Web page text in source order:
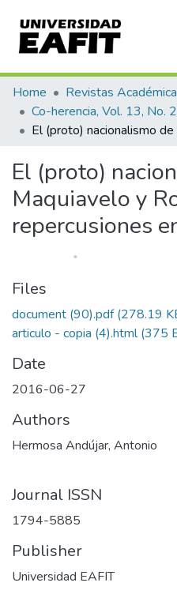
Statistics
Home Revistas
El (proto)
Maquiavelo y
repercusiones
Files
document (90).pdf(278.19
articulo - copia (4).html(375
Date
2016-06-27
Authors
Hermosa Andújar, Antonio
Journal ISSN
1794-5885
Publisher
Universidad EAFIT